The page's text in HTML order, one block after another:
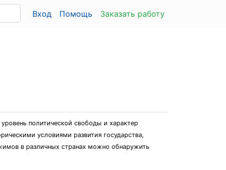
Вход Помощь Заказать работу
политической свободы и характер
условиями развития государства,
в различных странах можно обнаружить